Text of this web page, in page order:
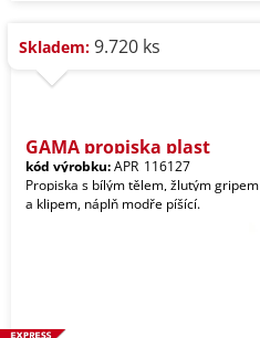
Skladem: 9.720 ks
GAMA propiska plast
kód výrobku:APR_116127
Propiska s bílým tělem, žlutým gripem
a klipem, náplň modře píšící.